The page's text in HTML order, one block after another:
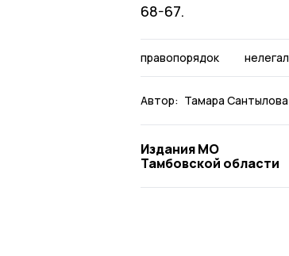
68-67.
правопорядок нелегал
Автор: Тамара Сантылова
Издания МО
Тамбовской области